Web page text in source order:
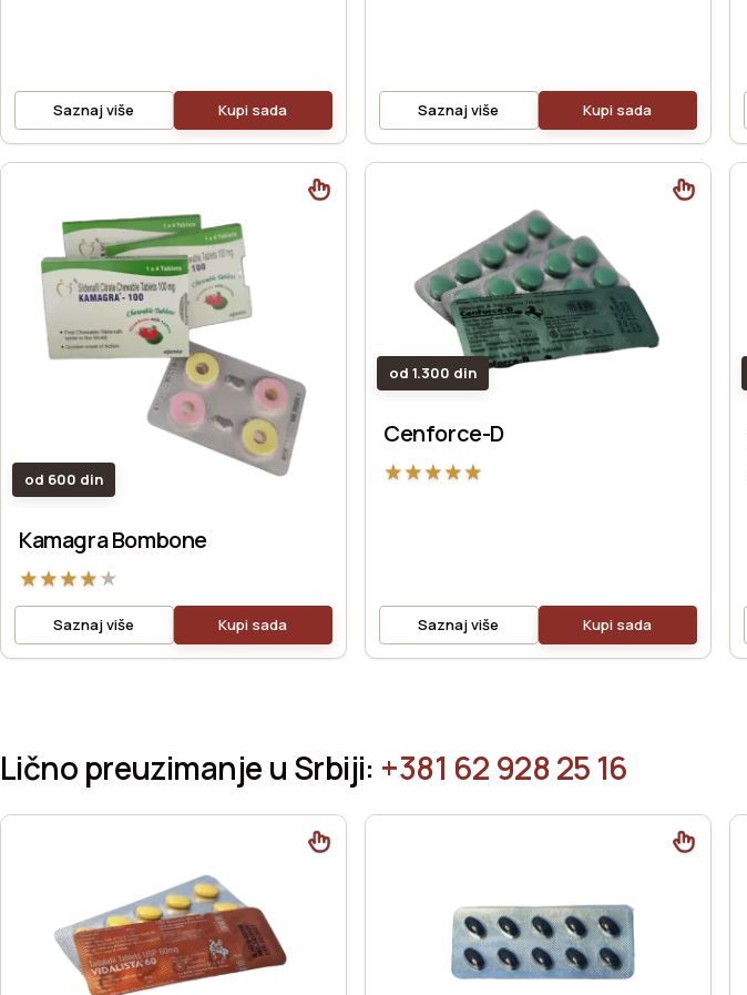
Saznaj više Kupi sada Saznaj više Kupi sada
od 600 din
Kamagra Bombone
★★★★★
Saznaj više Kupi sada
od 1.300 din
Cenforce-D
★★★★★
Saznaj više Kupi sada
Lično preuzimanje u Srbiji: +381 62 928 25 16